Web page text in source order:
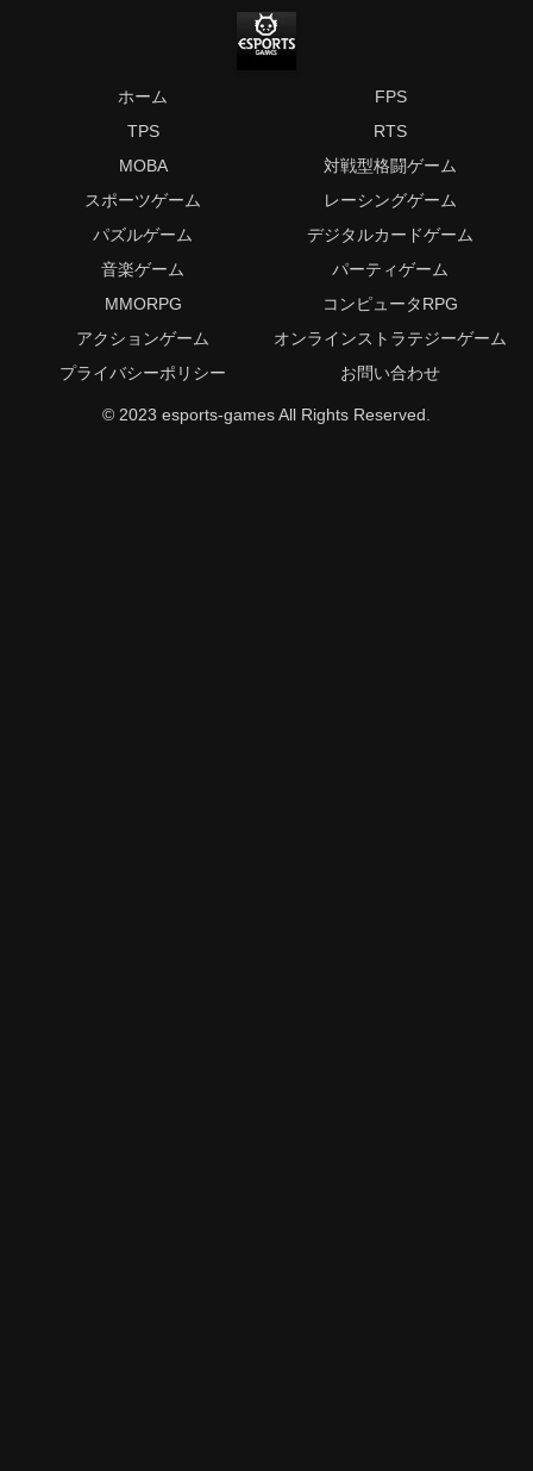
ホーム
FPS
TPS
RTS
MOBA
対戦型格闘ゲーム
スポーツゲーム
レーシングゲーム
パズルゲーム
デジタルカードゲーム
音楽ゲーム
パーティゲーム
MMORPG
コンピュータRPG
アクションゲーム
オンラインストラテジーゲーム
プライバシーポリシー
お問い合わせ
© 2023 esports-games All Rights Reserved.